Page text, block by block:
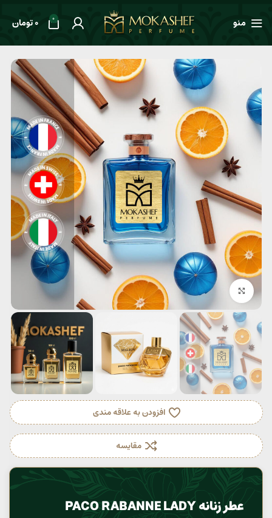
منو 0
0تومان
بزرگنمایی تصویر
افزودن به علاقه مندی
مقایسه
عطر زنانه PACO RABANNE LADY